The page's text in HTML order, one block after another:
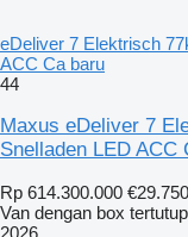
eDeliver 7 Elektrisch
ACC Ca baru
44
Maxus eDeliver 7
Snelladen LED ACC
Rp 614.300.000 €29.750
Van dengan box tertutup
2026